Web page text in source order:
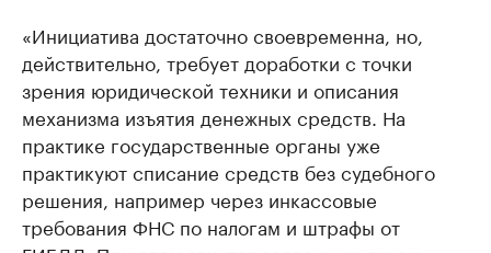
«Инициатива достаточно своевременна, но,
действительно, требует доработки с точки
зрения юридической техники и описания
механизма изъятия денежных средств. На
практике государственные органы уже
практикуют списание средств без судебного
решения, например через инкассовые
требования ФНС по налогам и штрафы от